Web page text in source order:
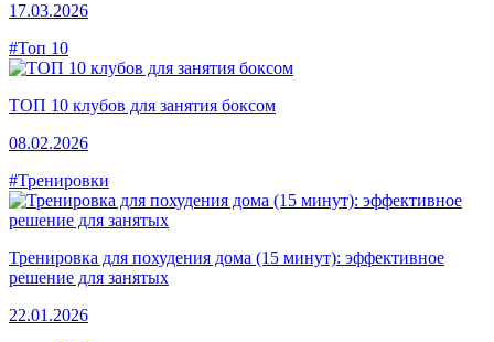
17.03.2026
#Топ 10
ТОП 10 клубов для занятия боксом
08.02.2026
#Тренировки
Тренировка для похудения дома (15 минут): эффективное
решение для занятых
22.01.2026